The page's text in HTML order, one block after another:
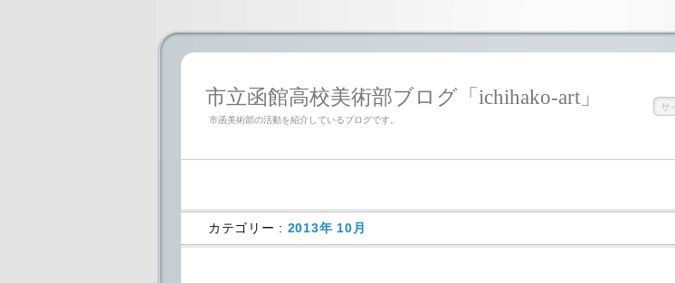
市立函館高校美術部ブログ「ichihako-art」
市函美術部の活動を紹介しているブログです。
カテゴリー : 2013年 10月